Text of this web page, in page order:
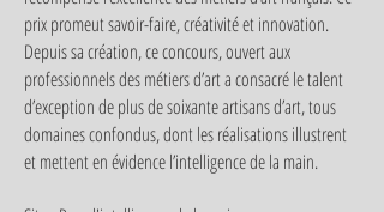
prix promeut savoir-faire, créativité et innovation.
Depuis sa création, ce concours, ouvert aux
professionnels des métiers d’art a consacré le talent
d’exception de plus de soixante artisans d’art, tous
domaines confondus, dont les réalisations illustrent
et mettent en évidence l’intelligence de la main.